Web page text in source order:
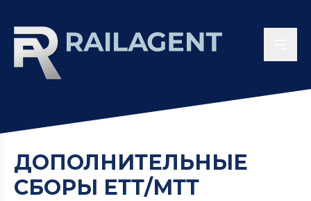
ДОПОЛНИТЕЛЬНЫЕ
СБОРЫ ЕТТ/МТТ